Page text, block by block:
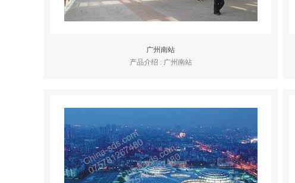
广州南站
产品介绍 : 广州南站